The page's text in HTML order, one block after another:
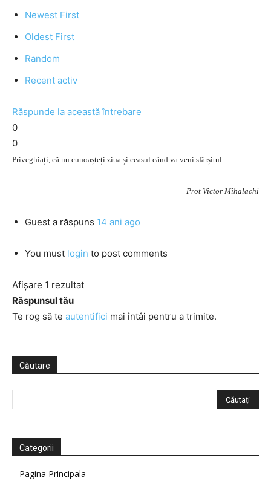
Newest First
Oldest First
Random
Recent activ
Răspunde la această întrebare
0
0
Priveghiați, că nu cunoașteți ziua și ceasul când va veni sfârșitul.
Prot Victor Mihalachi
Guest a răspuns 14 ani ago
You must login to post comments
Afișare 1 rezultat
Răspunsul tău
Te rog să te autentifici mai întâi pentru a trimite.
Căutare
Categorii
Pagina Principala